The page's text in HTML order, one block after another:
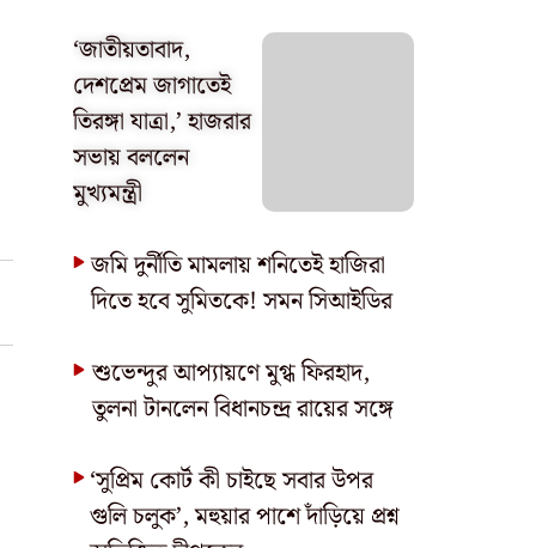
‘জাতীয়তাবাদ,
দেশপ্রেম জাগাতেই
তিরঙ্গা যাত্রা,’ হাজরার
সভায় বললেন
মুখ্যমন্ত্রী
জমি দুর্নীতি মামলায় শনিতেই হাজিরা
দিতে হবে সুমিতকে! সমন সিআইডির
শুভেন্দুর আপ্যায়ণে মুগ্ধ ফিরহাদ,
তুলনা টানলেন বিধানচন্দ্র রায়ের সঙ্গে
‘সুপ্রিম কোর্ট কী চাইছে সবার উপর
গুলি চলুক’, মহুয়ার পাশে দাঁড়িয়ে প্রশ্ন